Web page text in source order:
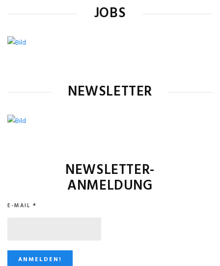
JOBS
NEWSLETTER
NEWSLETTER-
ANMELDUNG
E-MAIL *